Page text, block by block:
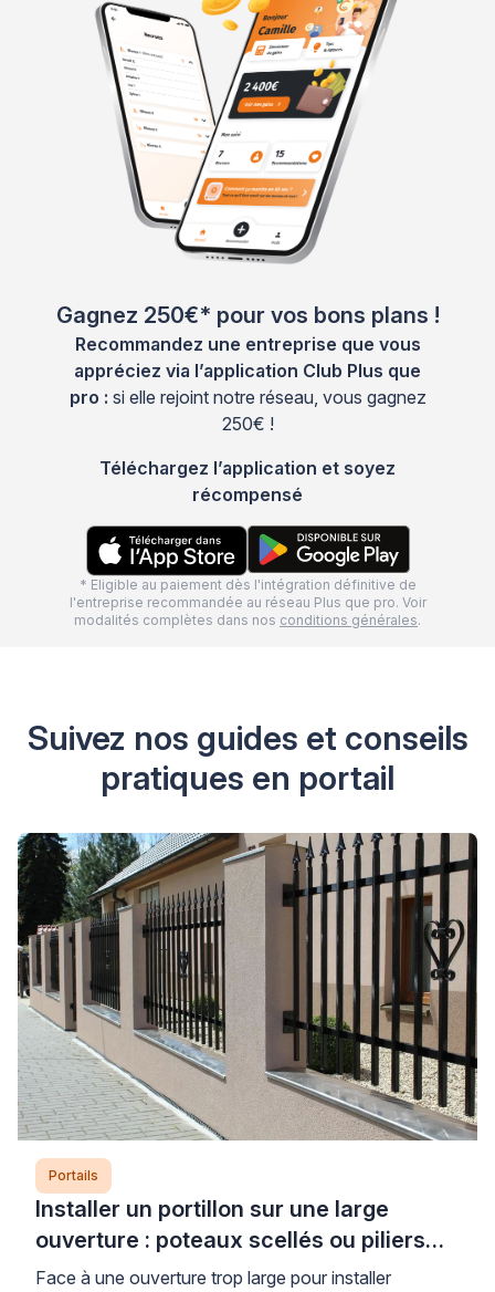
Gagnez 250€* pour vos bons plans !
Recommandez une entreprise que vous
appréciez via l’application Club Plus que
pro : si elle rejoint notre réseau, vous gagnez
250€ !
Téléchargez l’application et soyez
récompensé
* Eligible au paiement dès l'intégration définitive de
l'entreprise recommandée au réseau Plus que pro. Voir
modalités complètes dans nos conditions générales.
Suivez nos guides et conseils
pratiques en portail
Portails
Installer un portillon sur une large
ouverture : poteaux scellés ou piliers
maçonnés ?
Face à une ouverture trop large pour installer